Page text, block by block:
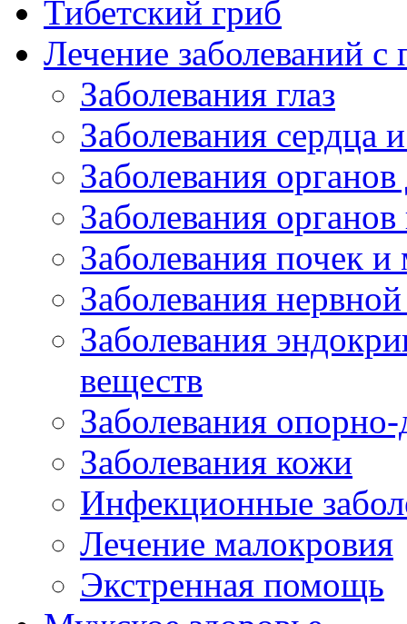
Тибетский гриб
Лечение заболеваний
Заболевания глаз
Заболевания сердца
Заболевания
Заболевания
Заболевания почек
Заболевания
Заболевания
веществ
Заболевания опорно-
Заболевания кожи
Инфекционные
Лечение малокровия
Экстренная помощь